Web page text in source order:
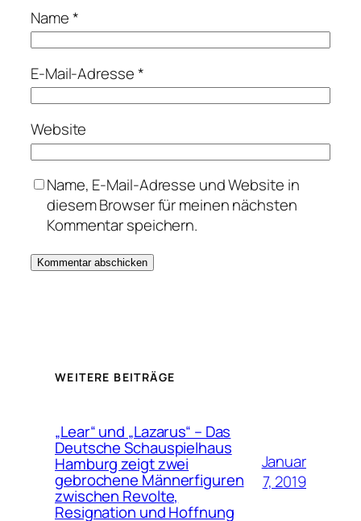
Name*
E-Mail-Adresse*
Website
Name, E-Mail-Adresse und Website in
diesem Browser für meinen nächsten
Kommentar speichern.
WEITERE BEITRÄGE
„Lear“ und „Lazarus“ – Das
Deutsche Schauspielhaus
Hamburg zeigt zwei
gebrochene Männerfiguren
zwischen Revolte,
Resignation und Hoffnung
Januar
7, 2019